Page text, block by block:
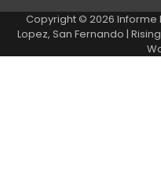
Copyright © 2026 Informe
Lopez, San Fernando |